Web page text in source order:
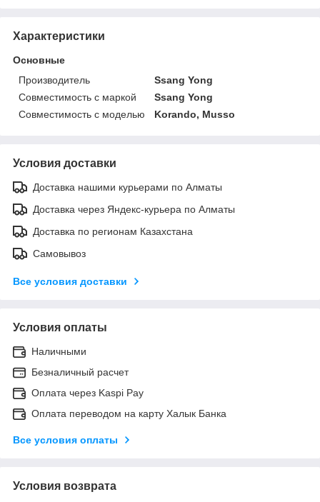
Характеристики
Основные
Производитель
Ssang Yong
Совместимость с маркой
Ssang Yong
Совместимость с моделью
Korando, Musso
Условия доставки
Доставка нашими курьерами по Алматы
Доставка через Яндекс-курьера по Алматы
Доставка по регионам Казахстана
Самовывоз
Все условия доставки
Условия оплаты
Наличными
Безналичный расчет
Оплата через Kaspi Pay
Оплата переводом на карту Халык Банка
Все условия оплаты
Условия возврата